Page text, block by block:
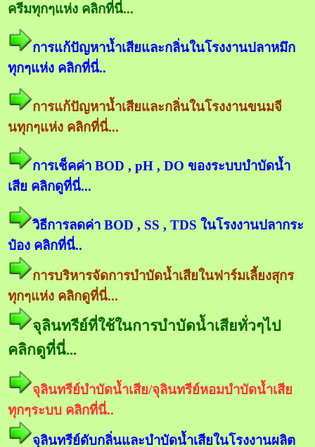
ครีมทุกๆแห่ง คลิกที่นี่...
การแก้ปัญหาน้ำเสียและกลิ่นในโรงงานปลาหมึก
ทุกๆแห่ง คลิกที่นี่..
การแก้ปัญหาน้ำเสียและกลิ่นในโรงงานขนมจี
นทุกๆแห่ง คลิกที่นี่...
การเช็คค่า BOD , pH , DO ของระบบบำบัดน้ำ
เสีย คลิกดูที่นี่...
วิธีการลดค่า BOD , SS , TDS ในโรงงานปลากระ
ป๋อง คลิกที่นี่..
การบริหารจัดการบำบัดน้ำเสียในฟาร์มเลี้ยงสุกร
ทุกๆแห่ง คลิกดูที่นี่...
จุลินทรีย์ที่ใช้ในการบำบัดน้ำเสียทั่วๆไป
คลิกดูที่นี่...
จุลินทรีย์บำบัดน้ำเสีย/จุลินทรีย์หอมบำบัดน้ำเสีย
ทุกๆระบบ คลิกที่นี่..
จุลินทรีย์ดับกลิ่นและบำบัดน้ำเสียในโรงงานผลิต